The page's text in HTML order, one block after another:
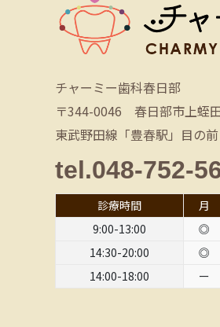
チャーミー歯科春日部
〒344-0046 春日部市上蛭
東武野田線「豊春駅」目の前
tel.048-752-
診療時間 月
9:00-13:00
◎
14:30-20:00
◎
14:00-18:00
ー